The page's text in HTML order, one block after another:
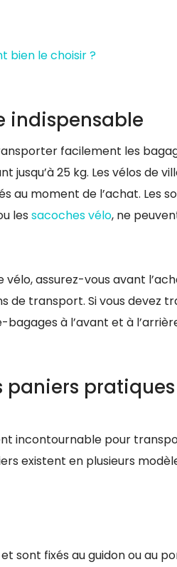
bien le choisir ?
indispensable
facilement les
25 kg. Les vélos de
au moment de l’achat. Les
les sacoches vélo, ne
assurez-vous avant
de transport. Si vous devez
à l’avant et à
paniers
incontournable pour
existent en plusieurs
sont fixés au guidon ou au